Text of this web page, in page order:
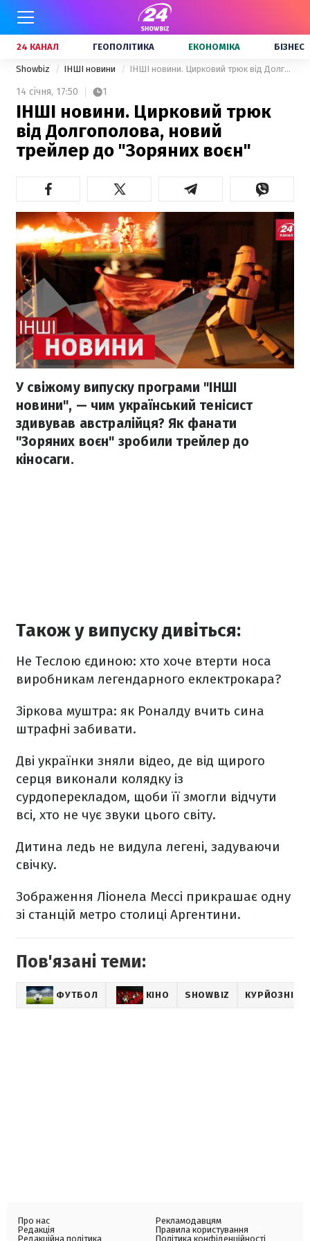
24 КАНАЛ ГЕОПОЛІТИКА ЕКОНОМІКА БІЗНЕС
Showbiz ІНШІ новини ІНШІ новини. Цирковий трюк від Долгополова, новий трейлер до "Зоряних воєн"
14 січня, 17:50 1
ІНШІ новини. Цирковий трюк
від Долгополова, новий
трейлер до "Зоряних воєн"
У свіжому випуску програми "ІНШІ
новини", — чим український тенісист
здивував австралійця? Як фанати
"Зоряних воєн" зробили трейлер до
кіносаги.
Також у випуску дивіться:
Не Теслою єдиною: хто хоче втерти носа
виробникам легендарного еклектрокара?
Зіркова муштра: як Роналду вчить сина
штрафні забивати.
Дві українки зняли відео, де від щирого
серця виконали колядку із
сурдоперекладом, щоби її змогли відчути
всі, хто не чує звуки цього світу.
Дитина ледь не видула легені, задуваючи
свічку.
Зображення Ліонела Мессі прикрашає одну
зі станцій метро столиці Аргентини.
Пов'язані теми:
ФУТБОЛ КІНО SHOWBIZ КУРЙОЗНІ
Про нас
Редакція
Редакційна політика
Рекламодавцям
Правила користування
Політика конфіденційності